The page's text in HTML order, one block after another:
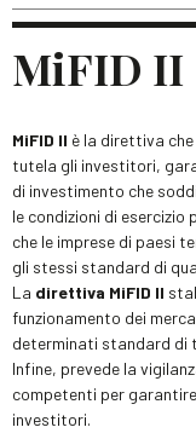
MiFID II
MiFID II è la direttiva
tutela gli investitori,
di investimento che
le condizioni di esercizio
che le imprese di paesi
gli stessi standard di
La direttiva MiFID II
funzionamento dei
determinati standard di
Infine, prevede la
competenti per
investitori.